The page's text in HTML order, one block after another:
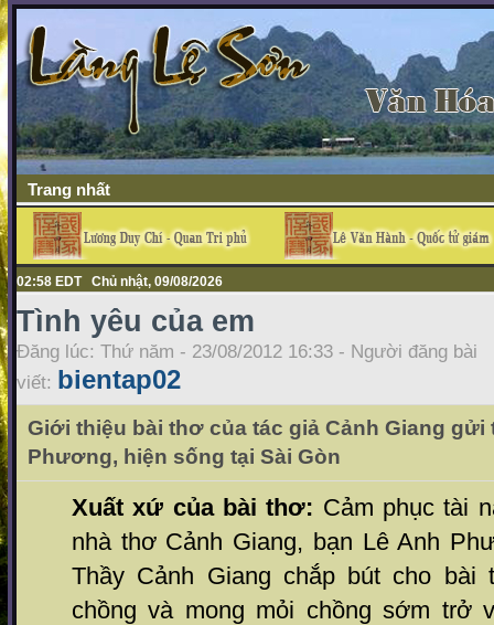
Trang nhất
02:58 EDT Chủ nhật, 09/08/2026
Tình yêu của em
Đăng lúc: Thứ năm - 23/08/2012 16:33 - Người đăng bài
viết: bientap02
Giới thiệu bài thơ của tác giả Cảnh Giang gửi
Phương, hiện sống tại Sài Gòn
Xuất xứ của bài thơ: Cảm phục tài
nhà thơ Cảnh Giang, bạn Lê Anh
Thầy Cảnh Giang chắp bút cho
chồng và mong mỏi chồng sớm trở